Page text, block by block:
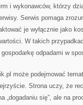
i wykonawców, którzy
Serwis pomaga
je wyłącznie jako
W takich
odpadami w
może podejmować
Strona uczy, że
„dogadaniu się”, ale na